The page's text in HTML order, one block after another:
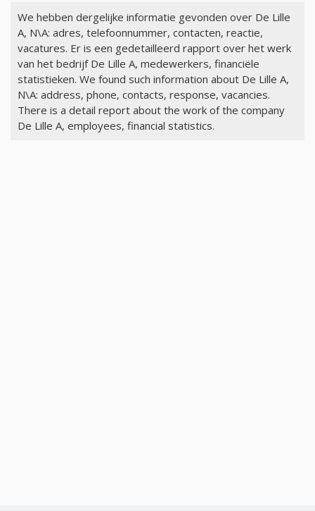
We hebben dergelijke informatie gevonden over De Lille
A, N\A: adres, telefoonnummer, contacten, reactie,
vacatures. Er is een gedetailleerd rapport over het werk
van het bedrijf De Lille A, medewerkers, financiële
statistieken. We found such information about De Lille A,
N\A: address, phone, contacts, response, vacancies.
There is a detail report about the work of the company
De Lille A, employees, financial statistics.